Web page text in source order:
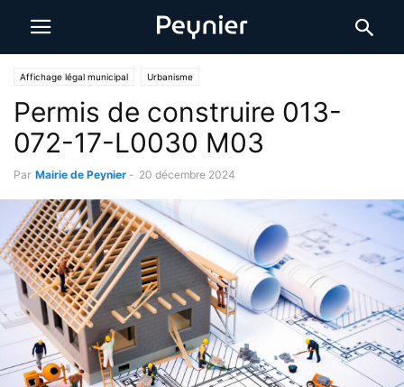
Affichage légal municipal Urbanisme
Permis de construire 013-
072-17-L0030 M03
Par Mairie de Peynier - 20 décembre 2024